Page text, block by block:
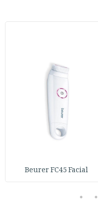
Beurer FC45 Facial
4
5